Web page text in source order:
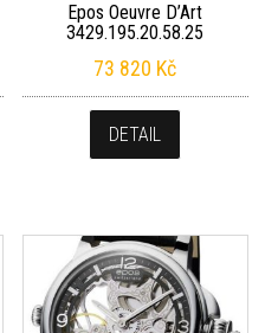
Epos Oeuvre D’Art
3429.195.20.58.25
73 820 Kč
DETAIL